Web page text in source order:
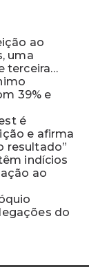
ao
uma
terceira
39% e
é
e afirma
resultado”
indícios
ao
do